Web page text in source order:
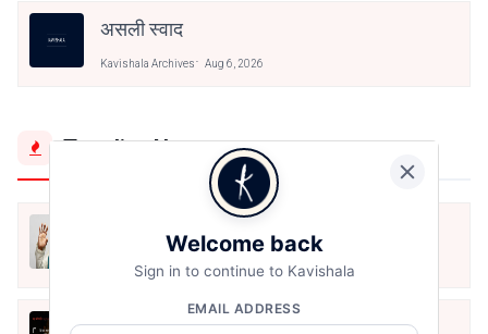
असली स्वाद
Kavishala Archives Aug 6, 2026
Trending Now
मैं शून्य पे सवार हूँ
Jun 16, 2020
अंतिम ऊँचाई - कुँवर नारायण | Stay Home
Welcome back
Sign in to continue to Kavishala
EMAIL ADDRESS